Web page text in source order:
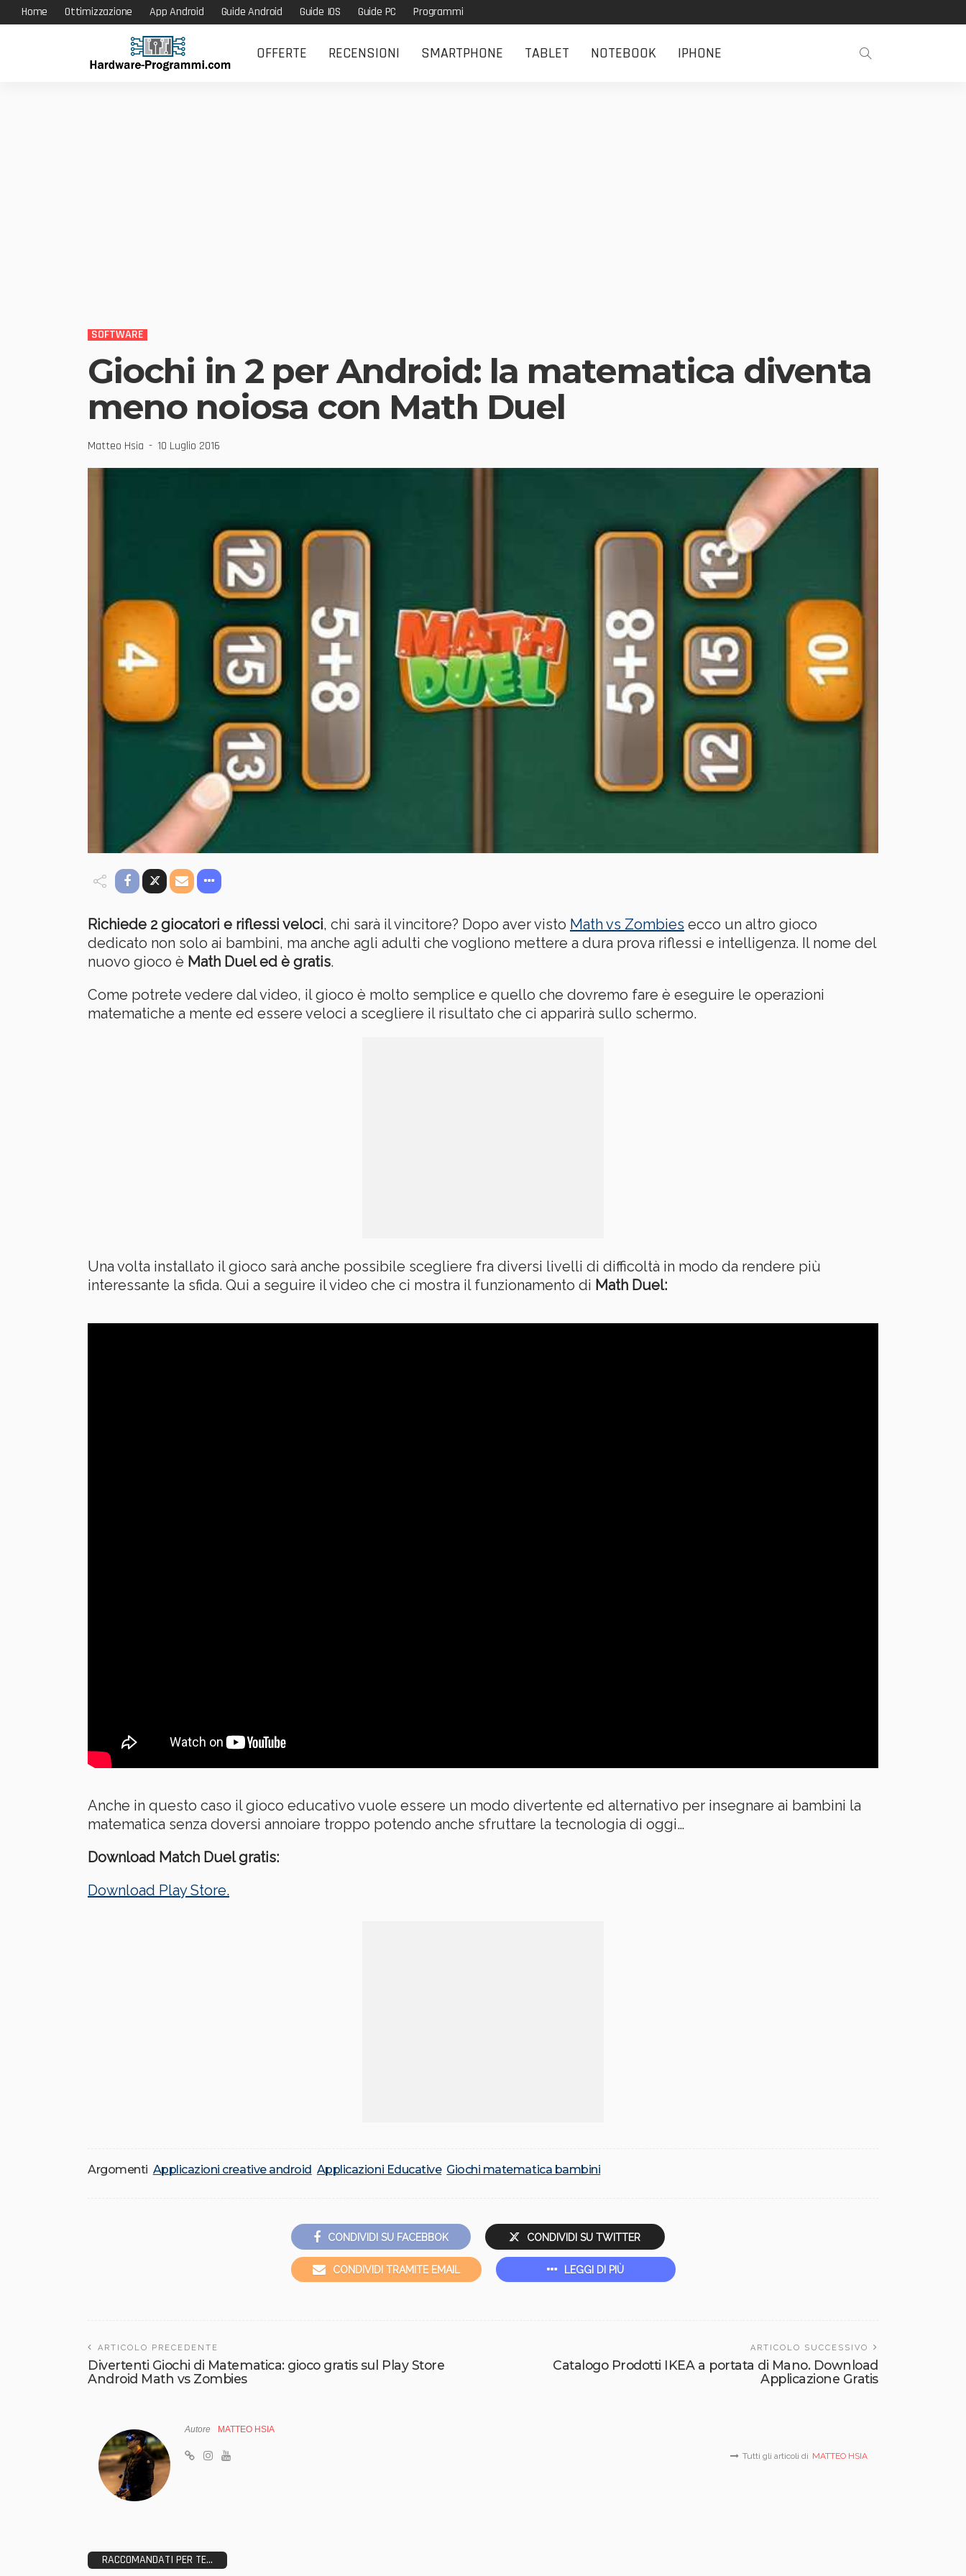
Home Ottimizzazione App Android Guide Android Guide IOS Guide PC Programmi
OFFERTE RECENSIONI SMARTPHONE TABLET NOTEBOOK IPHONE
SOFTWARE
Giochi in 2 per Android: la matematica diventa
meno noiosa con Math Duel
Matteo Hsia 10 Luglio 2016
Richiede 2 giocatori e riflessi veloci, chi sarà il vincitore? Dopo aver visto Math vs Zombies ecco un altro gioco
dedicato non solo ai bambini, ma anche agli adulti che vogliono mettere a dura prova riflessi e intelligenza. Il nome del
nuovo gioco è Math Duel ed è gratis.
Come potrete vedere dal video, il gioco è molto semplice e quello che dovremo fare è eseguire le operazioni
matematiche a mente ed essere veloci a scegliere il risultato che ci apparirà sullo schermo.
Una volta installato il gioco sarà anche possibile scegliere fra diversi livelli di difficoltà in modo da rendere più
interessante la sfida. Qui a seguire il video che ci mostra il funzionamento di Math Duel:
Anche in questo caso il gioco educativo vuole essere un modo divertente ed alternativo per insegnare ai bambini la
matematica senza doversi annoiare troppo potendo anche sfruttare la tecnologia di oggi…
Download Match Duel gratis:
Download Play Store.
Argomenti Applicazioni creative android Applicazioni Educative Giochi matematica bambini
CONDIVIDI SU FACEBBOK CONDIVIDI SU TWITTER
CONDIVIDI TRAMITE EMAIL LEGGI DI PIÙ
ARTICOLO PRECEDENTE
Divertenti Giochi di Matematica: gioco gratis sul Play Store
Android Math vs Zombies
ARTICOLO SUCCESSIVO
Catalogo Prodotti IKEA a portata di Mano. Download
Applicazione Gratis
Autore MATTEO HSIA
Tutti gli articoli di MATTEO HSIA
RACCOMANDATI PER TE...